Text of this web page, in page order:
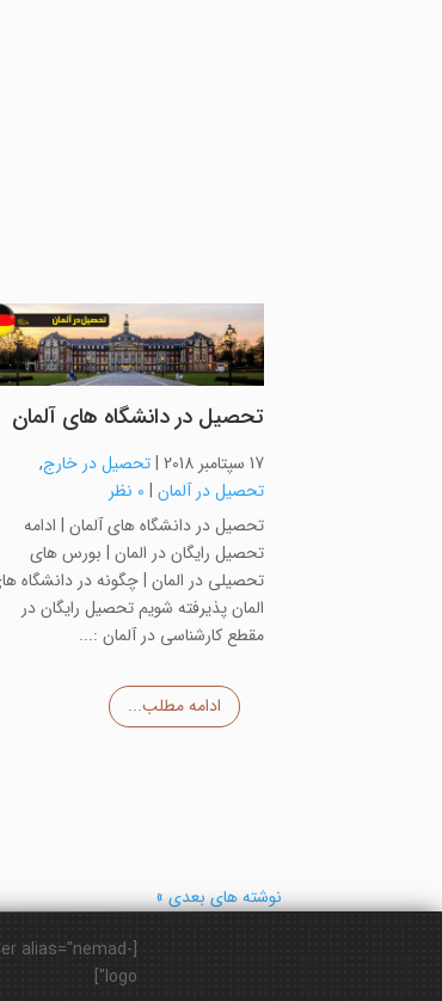
تحصیل در دانشگاه های آلمان
17 سپتامبر 2018 |تحصیل در خارج,
تحصیل در آلمان | 0 نظر
تحصیل در دانشگاه های آلمان | ادامه
تحصیل رایگان در المان | بورس های
تحصیلی در المان | چگونه در دانشگاه
المان پذیرفته شویم تحصیل رایگان در
مقطع کارشناسی در آلمان :...
ادامه مطلب...
نوشته های بعدی »
alias="nemad-
logo"]